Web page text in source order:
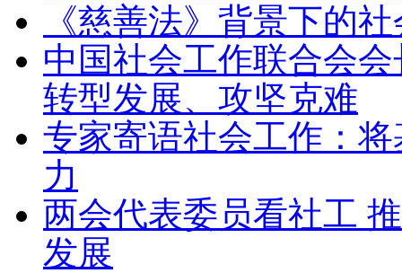
《慈善法》背景下的
中国社会工作联合会
转型发展、攻坚克难
专家寄语社会工作：
力
两会代表委员看社工
发展